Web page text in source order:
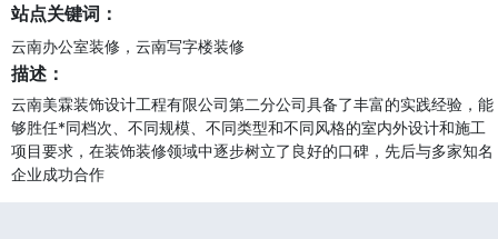
站点关键词：
云南办公室装修，云南写字楼装修
描述：
云南美霖装饰设计工程有限公司第二分公司具备了丰富的实践经验，能
够胜任*同档次、不同规模、不同类型和不同风格的室内外设计和施工
项目要求，在装饰装修领域中逐步树立了良好的口碑，先后与多家知名
企业成功合作